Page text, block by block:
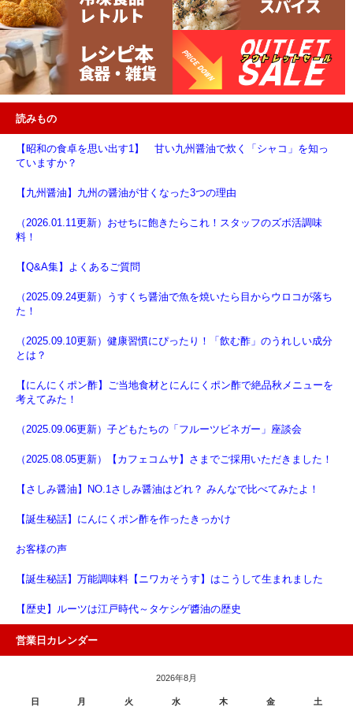
読みもの
【昭和の食卓を思い出す1】 甘い九州醤油で炊く「シャコ」を知っ
ていますか？
【九州醤油】九州の醤油が甘くなった3つの理由
（2026.01.11更新）おせちに飽きたらこれ！スタッフのズボ活調味
料！
【Q&A集】よくあるご質問
（2025.09.24更新）うすくち醤油で魚を焼いたら目からウロコが落ち
た！
（2025.09.10更新）健康習慣にぴったり！「飲む酢」のうれしい成分
とは？
【にんにくポン酢】ご当地食材とにんにくポン酢で絶品秋メニューを
考えてみた！
（2025.09.06更新）子どもたちの「フルーツビネガー」座談会
（2025.08.05更新）【カフェコムサ】さまでご採用いただきました！
【さしみ醤油】NO.1さしみ醤油はどれ？ みんなで比べてみたよ！
【誕生秘話】にんにくポン酢を作ったきっかけ
お客様の声
【誕生秘話】万能調味料【ニワカそうす】はこうして生まれました
【歴史】ルーツは江戸時代～タケシゲ醬油の歴史
営業日カレンダー
2026年8月
日 月 火 水 木 金 土